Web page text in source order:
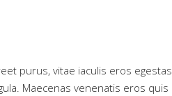
purus, vitae iaculis eros egestas
Maecenas venenatis eros quis